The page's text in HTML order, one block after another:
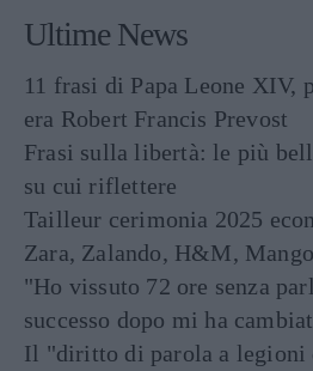
Ultime News
11 frasi di Papa Leone XIV,
era Robert Francis Prevost
Frasi sulla libertà: le più
su cui riflettere
Tailleur cerimonia 2025
Zara, Zalando, H&M,
"Ho vissuto 72 ore senza
successo dopo mi ha
Il "diritto di parola a